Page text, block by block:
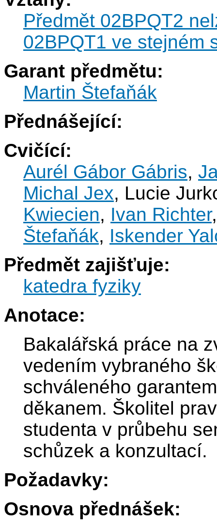
Předmět 02BPQT2
02BPQT1 ve stejném
Garant předmětu:
Martin Štefaňák
Přednášející:
Cvičící:
Aurél Gábor Gábris,
Michal Jex, Lucie
Kwiecien, Ivan Richter
Štefaňák, Iskender
Předmět zajišťuje:
katedra fyziky
Anotace:
Bakalářská práce na
vedením vybraného
schváleného
děkanem. Školitel
studenta v průbehu
schůzek a konzultací.
Požadavky:
Osnova přednášek: